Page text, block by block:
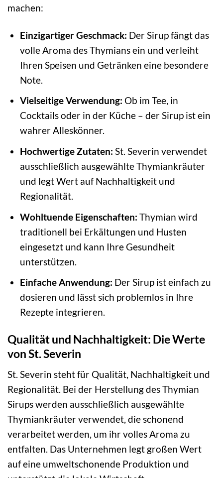
machen:
Einzigartiger Geschmack: Der Sirup fängt das
volle Aroma des Thymians ein und verleiht
Ihren Speisen und Getränken eine besondere
Note.
Vielseitige Verwendung: Ob im Tee, in
Cocktails oder in der Küche – der Sirup ist ein
wahrer Alleskönner.
Hochwertige Zutaten: St. Severin verwendet
ausschließlich ausgewählte Thymiankräuter
und legt Wert auf Nachhaltigkeit und
Regionalität.
Wohltuende Eigenschaften: Thymian wird
traditionell bei Erkältungen und Husten
eingesetzt und kann Ihre Gesundheit
unterstützen.
Einfache Anwendung: Der Sirup ist einfach zu
dosieren und lässt sich problemlos in Ihre
Rezepte integrieren.
Qualität und Nachhaltigkeit: Die Werte
von St. Severin
St. Severin steht für Qualität, Nachhaltigkeit und
Regionalität. Bei der Herstellung des Thymian
Sirups werden ausschließlich ausgewählte
Thymiankräuter verwendet, die schonend
verarbeitet werden, um ihr volles Aroma zu
entfalten. Das Unternehmen legt großen Wert
auf eine umweltschonende Produktion und